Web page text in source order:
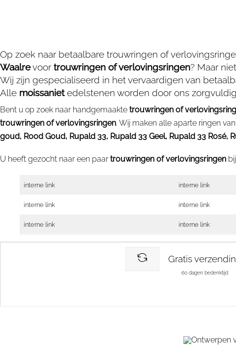
Op zoek naar betaalbare trouwringen of
Waalrevoortrouwringen of verlovingsringen? Maar
Wij zijn gespecialiseerd in het vervaardigen van
Alle moissanietedelstenen worden door ons
Bent u op zoek naar handgemaakte trouwringen of
trouwringen of verlovingsringen. Wij maken alle aparte ringen
goud, Rood Goud, Rupald 33, Rupald 33 Geel, Rupald 33 Rosé,
U heeft gezocht naar een paartrouwringen of verlovingsringen
interne link interne link
interne link interne link
interne link interne link
Gratis
60 dagen bedenktijd